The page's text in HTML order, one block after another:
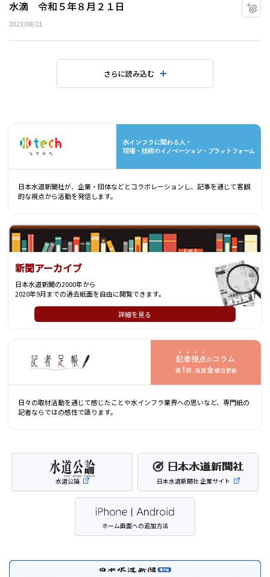
水滴 令和５年８月２１日
2023/08/21
さらに読み込む
日本水道新聞社が、企業・団体などとコラボレーションし、記事を通じて客観
的な視点から活動を発信します。
新聞アーカイブ
日本水道新聞の2000年から
2020年9月までの過去紙面を自由に閲覧できます。
詳細を見る
日々の取材活動を通じて感じたことや水インフラ業界への思いなど、専門紙の
記者ならではの感性で語ります。
水道公論 日本水道新聞社 企業サイト
ホーム画面への追加方法